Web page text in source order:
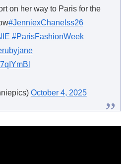
on her way to Paris for the
#JenniexChanelss26
#ParisFashionWeek
October 4, 2025